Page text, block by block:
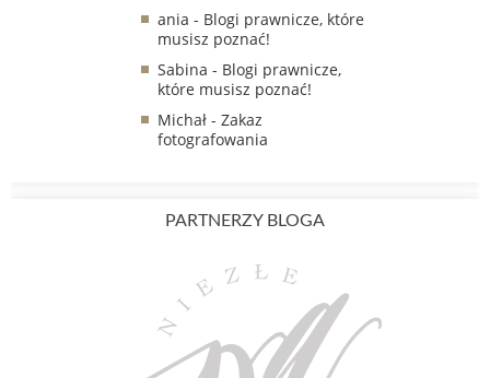
ania - Blogi prawnicze, które
musisz poznać!
Sabina - Blogi prawnicze,
które musisz poznać!
Michał - Zakaz
fotografowania
PARTNERZY BLOGA